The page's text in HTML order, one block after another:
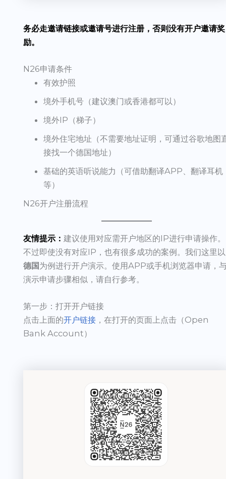
务必走邀请链接或邀请号进行注册，否则没有开户邀请奖
励。
N26申请条件
有效护照
境外手机号（建议澳门或香港都可以）
境外IP（梯子）
境外住宅地址（不需要地址证明，可通过谷歌地图
接找一个德国地址）
基础的英语听说能力（可借助翻译APP、翻译耳机
等）
N26开户注册流程
友情提示： 建议使用对应需开户地区的IP进行申请操作。
不过即使没有对应IP，也有很多成功的案例。我们这里以
德国为例进行开户演示。使用APP或手机浏览器申请，
演示申请步骤相似，请自行参考。
第一步：打开开户链接
点击上面的开户链接，在打开的页面上点击（Open
Bank Account）